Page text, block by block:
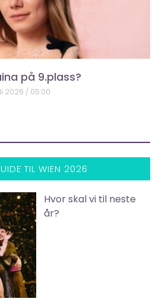
på 9.plass?
2026 05:00
TIL WIEN 2026
Hvor skal vi til neste
år?